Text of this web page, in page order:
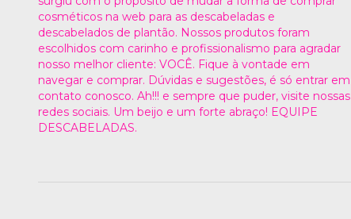
cosméticos na web para as descabeladas e
descabelados de plantão. Nossos produtos foram
escolhidos com carinho e profissionalismo para agradar
nosso melhor cliente: VOCÊ. Fique à vontade em
navegar e comprar. Dúvidas e sugestões, é só entrar em
contato conosco. Ah!!! e sempre que puder, visite nossas
redes sociais. Um beijo e um forte abraço! EQUIPE
DESCABELADAS.